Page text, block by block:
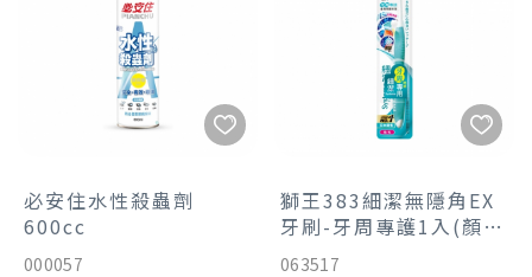
必安住水性殺蟲劑
600cc
000057
獅王383細潔無隱角EX
牙刷-牙周專護1入(顏色
隨機不挑款)
063517